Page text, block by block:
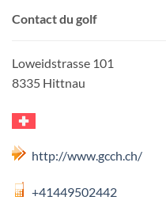
Contact du golf
Loweidstrasse 101
8335 Hittnau
http://www.gcch.ch/
+41449502442